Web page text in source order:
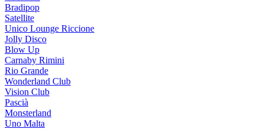
Bradipop
Satellite
Unico Lounge Riccione
Jolly Disco
Blow Up
Carnaby Rimini
Rio Grande
Wonderland Club
Vision Club
Pascià
Monsterland
Uno Malta